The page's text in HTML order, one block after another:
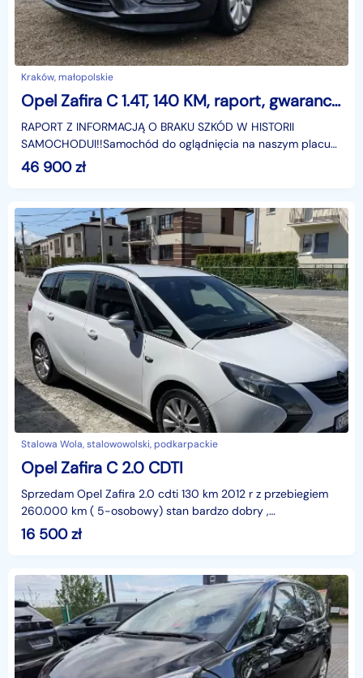
Kraków, małopolskie
Opel Zafira C 1.4T, 140 KM, raport, gwarancja, serw ASO, Cosmo, lakier fabryczny!
RAPORT Z INFORMACJĄ O BRAKU SZKÓD W HISTORII
SAMOCHODUI!!Samochód do oglądnięcia na naszym placu
w Krakowie ul. Prądnicka 44a (na przeciwko Szpitala
Narutowicza
46 900zł
Stalowa Wola, stalowowolski, podkarpackie
Opel Zafira C 2.0 CDTI
Sprzedam Opel Zafira 2.0 cdti 130 km 2012 r z przebiegiem
260.000 km ( 5-osobowy) stan bardzo dobry ,
ubezpieczenie ważne do marca 2027 , cena 16500 do
negocjac
16 500zł